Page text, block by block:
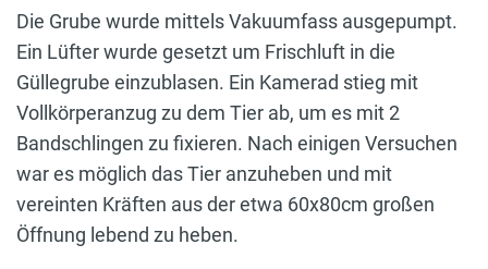
Die Grube wurde mittels Vakuumfass ausgepumpt.
Ein Lüfter wurde gesetzt um Frischluft in die
Güllegrube einzublasen. Ein Kamerad stieg mit
Vollkörperanzug zu dem Tier ab, um es mit 2
Bandschlingen zu fixieren. Nach einigen Versuchen
war es möglich das Tier anzuheben und mit
vereinten Kräften aus der etwa 60x80cm großen
Öffnung lebend zu heben.